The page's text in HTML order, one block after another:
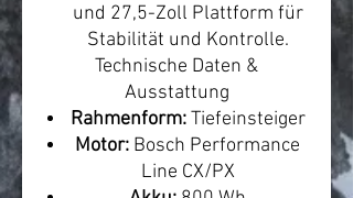
und 27,5-Zoll Plattform für
Stabilität und Kontrolle.
Technische Daten &
Ausstattung
Rahmenform:Tiefeinsteiger
Motor: Bosch Performance
Line CX/PX